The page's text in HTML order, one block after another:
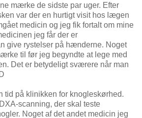
mærke de sidste par uger. Efter
var der en hurtigt visit hos lægen
medicin og jeg fik fortalt om mine
jeg får der er
give rystelser på hænderne. Noget
til før jeg begyndte at lege med
Det er betydeligt sværere når man
tid på klinikken for knogleskørhed.
scanning, der skal teste
Noget af det andet medicin jeg